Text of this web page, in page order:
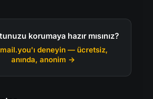
korumaya hazır mısınız?
deneyin — ücretsiz,
anında, anonim →